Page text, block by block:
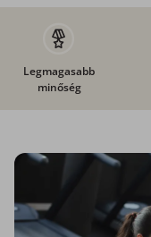
Legmagasabb
minőség